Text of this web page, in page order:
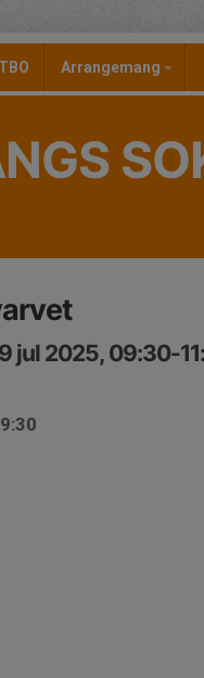
Arrangemang
jul 2025, 09:30-